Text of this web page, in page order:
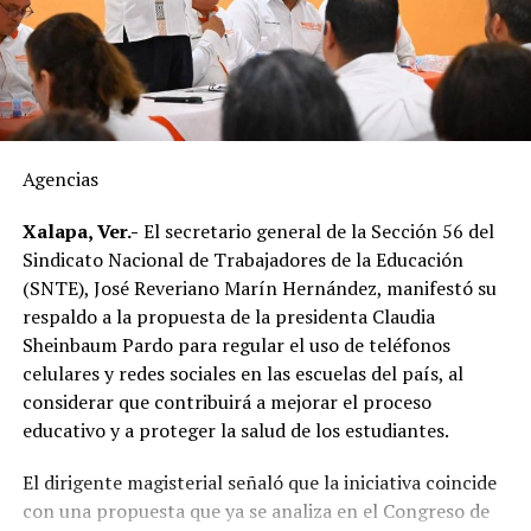
como Veracruz, por lo que el tiempo de traslado puede
influir en sus condiciones de conservación si no se
mantiene la temperatura adecuada.
El dirigente sostuvo que México cuenta con la capacidad
suficiente para abastecer la demanda nacional, por lo
que consideró innecesaria la importación de este
En ese sentido, exhortó a la población a revisar el origen
del huevo antes de comprarlo y dar preferencia al
producto nacional, al asegurar que ofrece mayor
frescura y calidad, además de respaldar la economía de
miles de familias dedicadas a la actividad avícola.
Finalmente, destacó que entre Veracruz y Puebla
operan ocho empresas productoras con más de 350
granjas avícolas, las cuales representan una importante
fuente de empleo y desarrollo económico para
Agencias
Xalapa, Ver.- El secretario general de la Sección 56 del
Sindicato Nacional de Trabajadores de la Educación
(SNTE), José Reveriano Marín Hernández, manifestó su
respaldo a la propuesta de la presidenta Claudia
Sheinbaum Pardo para regular el uso de teléfonos
celulares y redes sociales en las escuelas del país, al
considerar que contribuirá a mejorar el proceso
educativo y a proteger la salud de los estudiantes.
El dirigente magisterial señaló que la iniciativa coincide
con una propuesta que ya se analiza en el Congreso de